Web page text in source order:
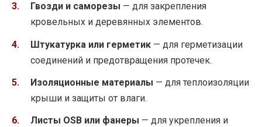
Гвозди и саморезы — для закрепления
кровельных и деревянных элементов.
Штукатурка или герметик — для герметизации
соединений и предотвращения протечек.
Изоляционные материалы — для теплоизоляции
крыши и защиты от влаги.
Листы OSB или фанеры — для укрепления и